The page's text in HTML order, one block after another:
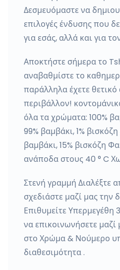
Δεσμευόμαστε να
επιλογές ένδυσης που
για εσάς, αλλά και για
Αποκτήστε σήμερα το
αναβαθμίστε το
παράλληλα έχετε
περιβάλλον!
όλα τα χρώματα: 100%
99% βαμβάκι, 1%
βαμβάκι, 15% βισκόζη
ανάποδα στους 40 ° C
Στενή γραμμή Διαλέξτε
σχεδιάστε μαζί μας την
Επιθυμείτε Υπερμεγέθη
να επικοινωνήσετε μαζί
στο Χρώμα & Νούμερο
διαθεσιμότητα .